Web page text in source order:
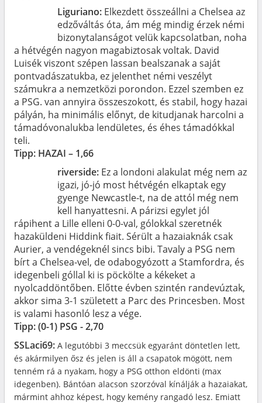
Liguriano: Elkezdett összeállni a Chelsea az
edzőváltás óta, ám még mindig érzek némi
bizonytalanságot velük kapcsolatban, noha
a hétvégén nagyon magabiztosak voltak. David
Luisék viszont szépen lassan bealszanak a saját
pontvadászatukba, ez jelenthet némi veszélyt
számukra a nemzetközi porondon. Ezzel szemben ez
a PSG. van annyira összeszokott, és stabil, hogy hazai
pályán, ha minimális előnyt, de kitudjanak harcolni a
támadóvonalukba lendületes, és éhes támadókkal
teli.
Tipp: HAZAI – 1,66
riverside: Ez a londoni alakulat még nem az
igazi, jó-jó most hétvégén elkaptak egy
gyenge Newcastle-t, na de attól még nem
kell hanyattesni. A párizsi egylet jól
rápihent a Lille elleni 0-0-val, gólokkal szeretnék
hazaküldeni Hiddink fiait. Sérült a hazaiaknák csak
Aurier, a vendégeknél sincs bibi. Tavaly a PSG nem
bírt a Chelsea-vel, de odabogyózott a Stamfordra, és
idegenbeli góllal ki is pöckölte a kékeket a
nyolcaddöntőben. Előtte évben szintén randevúztak,
akkor sima 3-1 született a Parc des Princesben. Most
is valami hasonló lesz a vége.
Tipp: (0-1) PSG - 2,70
SSLaci69: A legutóbbi 3 meccsük egyaránt döntetlen lett,
és akármilyen ősz és jelen is áll a csapatok mögött, nem
tenném rá a nyakam, hogy a PSG otthon eldönti (max
idegenben). Bántóan alacson szorzóval kínálják a hazaiakat,
mármint ahhoz képest, hogy kemény rangadó lesz. Emiatt